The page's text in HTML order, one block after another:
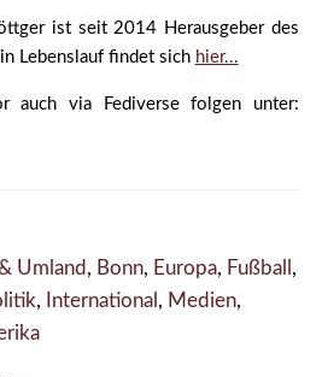
ist seit 2014 Herausgeber des
Lebenslauf findet sich hier...
auch via Fediverse folgen unter:
Umland , Bonn, Europa, Fußball ,
, International , Medien,